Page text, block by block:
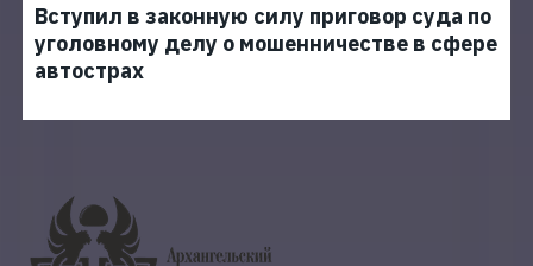
Вступил в законную силу приговор суда по
уголовному делу о мошенничестве в сфере
автострах